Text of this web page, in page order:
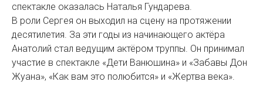
спектакле оказалась Наталья Гундарева.
В роли Сергея он выходил на сцену на протяжении
десятилетия. За эти годы из начинающего актёра
Анатолий стал ведущим актёром труппы. Он принимал
участие в спектакле «Дети Ванюшина» и «Забавы Дон
Жуана», «Как вам это полюбится» и «Жертва века».